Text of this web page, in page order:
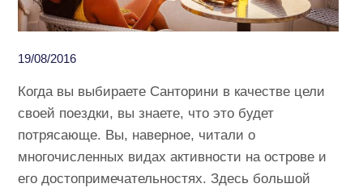
19/08/2016
Когда вы выбираете Санторини в качестве цели
своей поездки, вы знаете, что это будет
потрясающе. Вы, наверное, читали о
многочисленных видах активности на острове и
его достопримечательностях. Здесь большой